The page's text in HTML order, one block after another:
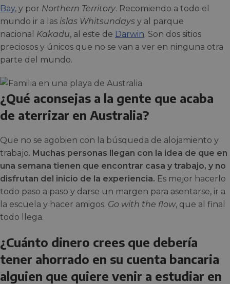
Bay, y por Northern Territory. Recomiendo a todo el
mundo ir a las islas Whitsundays y al parque
nacional Kakadu, al este de Darwin. Son dos sitios
preciosos y únicos que no se van a ver en ninguna otra
parte del mundo.
¿Qué aconsejas a la gente que acaba
de aterrizar en Australia?
Que no se agobien con la búsqueda de alojamiento y
trabajo. Muchas personas llegan con la idea de que en
una semana tienen que encontrar casa y trabajo, y no
disfrutan del inicio de la experiencia. Es mejor hacerlo
todo paso a paso y darse un margen para asentarse, ir a
la escuela y hacer amigos. Go with the flow, que al final
todo llega.
¿Cuánto dinero crees que debería
tener ahorrado en su cuenta bancaria
alguien que quiere venir a estudiar en